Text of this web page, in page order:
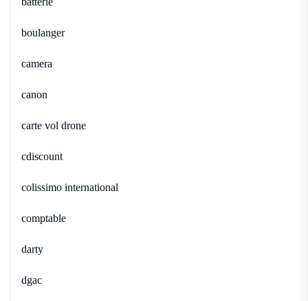
boulanger
camera
canon
carte vol drone
cdiscount
colissimo international
comptable
darty
dgac